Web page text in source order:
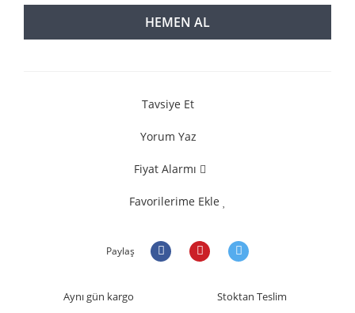
HEMEN AL
Tavsiye Et
Yorum Yaz
Fiyat Alarmı
Favorilerime Ekle
Paylaş
Aynı gün kargo Stoktan Teslim